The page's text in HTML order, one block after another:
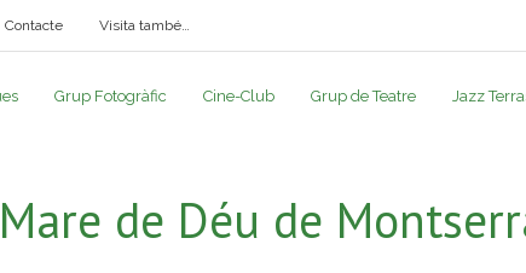
Contacte Visita també…
Grup Fotogràfic Cine-Club Grup de Teatre Jazz
de Déu de